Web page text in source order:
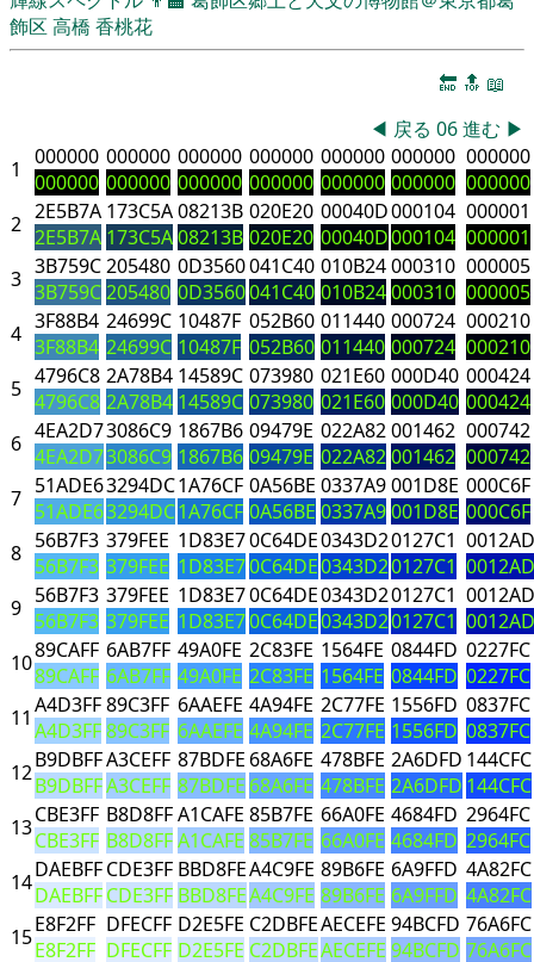
飾区 高橋 香桃花
🔚 🔝 📖
◀ 戻る 06進む ▶
1
000000
000000
000000
000000
000000
000000
000000
000000
000000
000000
000000
000000
000000
000000
2 2E5B7A
2E5B7A
173C5A
173C5A
08213B
08213B
020E20
020E20
00040D
00040D
000104
000104
000001
000001
3 3B759C
3B759C
205480
205480
0D3560
0D3560
041C40
041C40
010B24
010B24
000310
000310
000005
000005
4 3F88B4
3F88B4
24699C
24699C
10487F
10487F
052B60
052B60
011440
011440
000724
000724
000210
000210
5 4796C8
4796C8
2A78B4
2A78B4
14589C
14589C
073980
073980
021E60
021E60
000D40
000D40
000424
000424
6 4EA2D7
4EA2D7
3086C9
3086C9
1867B6
1867B6
09479E
09479E
022A82
022A82
001462
001462
000742
000742
7 51ADE6
51ADE6
3294DC
3294DC
1A76CF
1A76CF
0A56BE
0A56BE
0337A9
0337A9
001D8E
001D8E
000C6F
000C6F
8 56B7F3
56B7F3
379FEE
379FEE
1D83E7
1D83E7
0C64DE
0C64DE
0343D2
0343D2
0127C1
0127C1
0012AD
0012AD
9 56B7F3
56B7F3
379FEE
379FEE
1D83E7
1D83E7
0C64DE
0C64DE
0343D2
0343D2
0127C1
0127C1
0012AD
0012AD
1089CAFF
89CAFF
6AB7FF
6AB7FF
49A0FE
49A0FE
2C83FE
2C83FE
1564FE
1564FE
0844FD
0844FD
0227FC
0227FC
11 A4D3FF
A4D3FF
89C3FF
89C3FF
6AAEFE
6AAEFE
4A94FE
4A94FE
2C77FE
2C77FE
1556FD
1556FD
0837FC
0837FC
12B9DBFF
B9DBFF
A3CEFF
A3CEFF
87BDFE
87BDFE
68A6FE
68A6FE
478BFE
478BFE
2A6DFD
2A6DFD
144CFC
144CFC
13CBE3FF
CBE3FF
B8D8FF
B8D8FF
A1CAFE
A1CAFE
85B7FE
85B7FE
66A0FE
66A0FE
4684FD
4684FD
2964FC
2964FC
14DAEBFF
DAEBFF
CDE3FF
CDE3FF
BBD8FE
BBD8FE
A4C9FE
A4C9FE
89B6FE
89B6FE
6A9FFD
6A9FFD
4A82FC
4A82FC
15E8F2FF
E8F2FF
DFECFF
DFECFF
D2E5FE
D2E5FE
C2DBFE
C2DBFE
AECEFE
AECEFE
94BCFD
94BCFD
76A6FC
76A6FC